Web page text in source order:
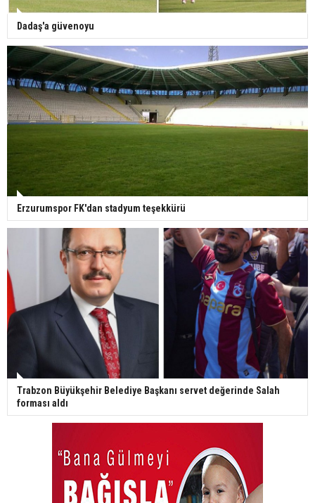
Dadaş'a güvenoyu
Erzurumspor FK'dan stadyum teşekkürü
Trabzon Büyükşehir Belediye Başkanı servet değerinde Salah
forması aldı